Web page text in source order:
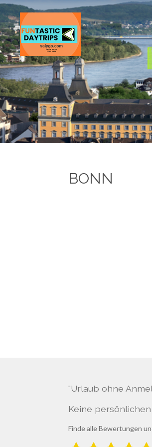
Hauptinhalt
springen
BONN
"Urlaub ohne
Keine
Finde alle Bewertungen